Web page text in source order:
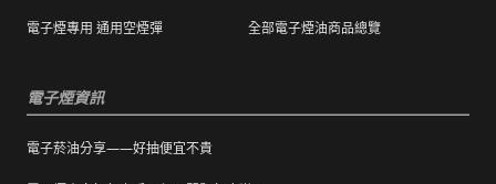
有非人為造成的破壞、損毀或不完整的商品瑕
電子煙專用 通用空煙彈 全部電子煙油商品總覽
電子煙資訊
電子菸油分享——好抽便宜不貴